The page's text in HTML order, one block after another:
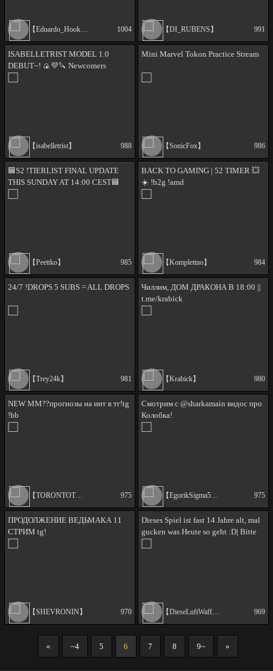
【Eduardo_Hook 】 1004 【DI_RUBENS】 991
ISABELLETRIST MODEL 1.0
DEBUT~! 🍙💜🔪 Newcomers
【isabelletrist】 988
Mini Marvel Tokon Practice Stream
【SonicFox】 986
🟦S2 !TIERLIST FINAL UPDATE
THIS SUNDAY AT 14:00 CEST🟦
【Peettko】 985
BACK TO GAMING | 52 TIMER 💥
☀️ !b2g !amd
【Komplettno】 984
24/7 !DROPS 5 SUBS = ALL DROPS
【Trey24k】 981
Чиллим, ДОМ ДРАКОНА В 18:00 ||
t.me/krabick
【Krabick】 980
NEW MM??прогнозы на инт в тг!tg
!bb
【TORONTOTOKYO17】 975
Смотрим c @sharkamain видос про
Колобка!
【EgorikSigma52】 975
ПРОДОЛЖЕНИЕ ВЕДЬМАКА 11
СТРИМ tg!
【SHEVRONIN】 970
Dieses Spiel ist fast 14 Jahre alt, mal
gucken was Heute so geht :D| Bitte
【DieseLuftWaffel】 969
« ~4 5 6 7 8 9~ »